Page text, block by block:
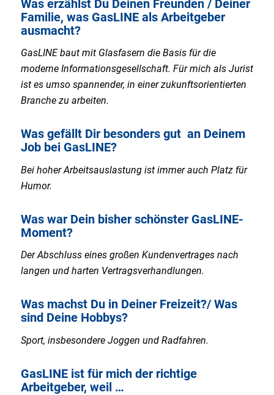
Was erzählst Du Deinen Freunden / Deiner
Familie, was GasLINE als Arbeitgeber
ausmacht?
GasLINE baut mit Glasfasern die Basis für die
moderne Informationsgesellschaft. Für mich als Jurist
ist es umso spannender, in einer zukunftsorientierten
Branche zu arbeiten.
Was gefällt Dir besonders gut an Deinem
Job bei GasLINE?
Bei hoher Arbeitsauslastung ist immer auch Platz für
Humor.
Was war Dein bisher schönster GasLINE-
Moment?
Der Abschluss eines großen Kundenvertrages nach
langen und harten Vertragsverhandlungen.
Was machst Du in Deiner Freizeit?/ Was
sind Deine Hobbys?
Sport, insbesondere Joggen und Radfahren.
GasLINE ist für mich der richtige
Arbeitgeber, weil …